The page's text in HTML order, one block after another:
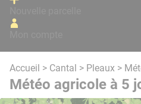
Accueil > Cantal > Pleaux >
Météo agricole à 5